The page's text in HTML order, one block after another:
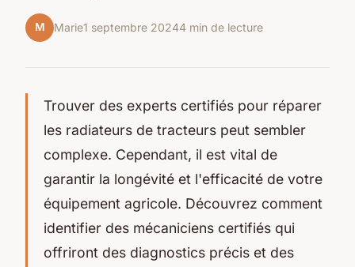
M Marie1 septembre 20244 min de lecture
Trouver des experts certifiés pour réparer
les radiateurs de tracteurs peut sembler
complexe. Cependant, il est vital de
garantir la longévité et l'efficacité de votre
équipement agricole. Découvrez comment
identifier des mécaniciens certifiés qui
offriront des diagnostics précis et des